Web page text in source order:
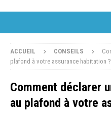
ACCUEIL CONSEILS
plafond à votre assurance habitation ?
Comment déclarer
au plafond à votre